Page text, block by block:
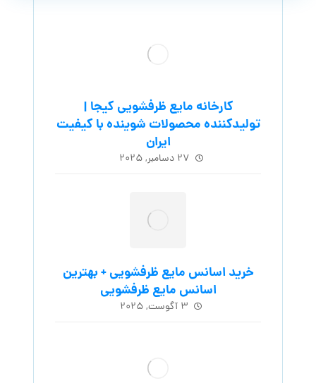
کارخانه مایع ظرفشویی کیجا |
تولیدکننده محصولات شوینده با کیفیت
ایران
۲۷ دسامبر, ۲۰۲۵
خرید اسانس مایع ظرفشویی + بهترین
اسانس مایع ظرفشویی
۳ آگوست, ۲۰۲۵